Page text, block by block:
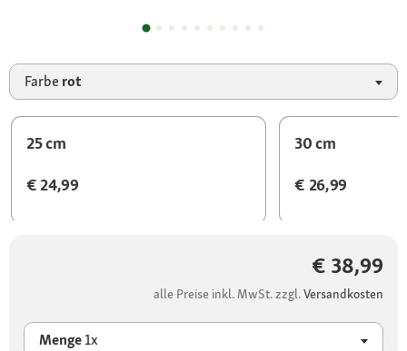
Farbe rot
25 cm
€ 24,99
30 cm
€ 26,99
€ 38,99
alle Preise inkl. MwSt. zzgl.Versandkosten
Menge1x